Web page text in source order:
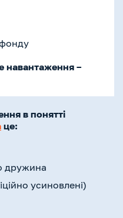
навантаження –
в понятті
це:
дружина
усиновлені)